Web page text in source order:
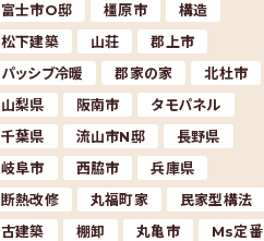
富士市O邸
橿原市
構造
松下建築
山荘
郡上市
パッシブ冷暖
郡家の家
北杜市
山梨県
阪南市
タモパネル
千葉県
流山市N邸
長野県
岐阜市
西脇市
兵庫県
断熱改修
丸福町家
民家型構法
古建築
棚卸 丸亀市
Ms定番